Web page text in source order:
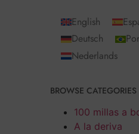
English
Deutsch
Nederlands
BROWSE CATEGORIES
100 millas a
A la deriva